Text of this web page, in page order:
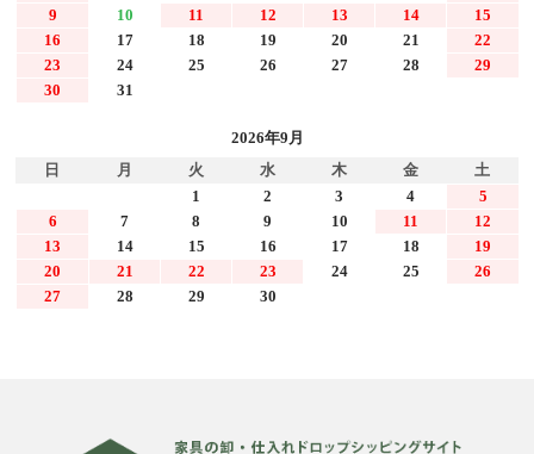
9
10 11 12 13 14
15
16
17 18 19 20 21
22
23
24 25 26 27 28
29
30
31
2026年9月
日
月 火 水 木 金
土
1
2 3 4
5
6
7 8 9 10 11
12
13
14 15 16 17 18
19
20
21 22 23 24 25
26
27
28 29 30